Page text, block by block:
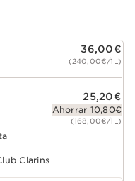
36,00€
(240,00€/1L)
25,20€
Ahorrar 10,80€
(168,00€/1L)
Clarins